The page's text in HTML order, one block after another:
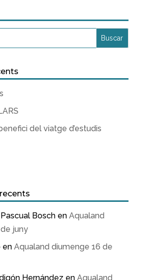
del viatge d’estudis
Boschen Aqualand
juny
en Aqualand diumenge 16 de
Hernández en Aqualand